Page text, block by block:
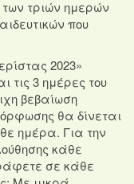
τριών ημερών
που
2023»
τις 3 ημέρες του
βεβαίωση
θα δίνεται
ημέρα. Για την
κάθε
σε κάθε